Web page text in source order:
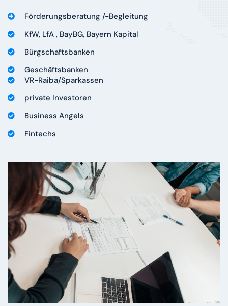
Förderungsberatung /-Begleitung
KfW, LfA , BayBG, Bayern Kapital
Bürgschaftsbanken
Geschäftsbanken
VR-Raiba/Sparkassen
private Investoren
Business Angels
Fintechs